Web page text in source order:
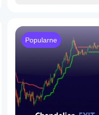
Popularne